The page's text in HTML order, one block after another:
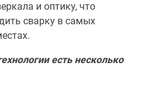
и оптику, что
сварку в самых
есть несколько